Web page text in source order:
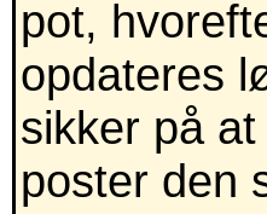
pot,
opdateres
sikker på
poster den